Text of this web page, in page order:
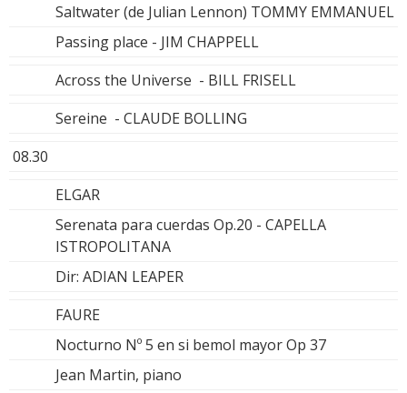
Saltwater (de Julian Lennon) TOMMY EMMANUEL
Passing place - JIM CHAPPELL
Across the Universe - BILL FRISELL
Sereine - CLAUDE BOLLING
08.30
ELGAR
Serenata para cuerdas Op.20 - CAPELLA
ISTROPOLITANA
Dir: ADIAN LEAPER
FAURE
Nocturno Nº 5 en si bemol mayor Op 37
Jean Martin, piano